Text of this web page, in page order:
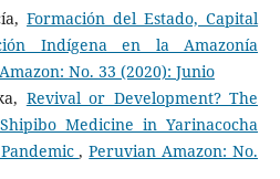
Formación del Estado, Capital
Indígena en la Amazonía
No. 33 (2020): Junio
Revival or Development? The
Medicine in Yarinacocha
,Peruvian Amazon: No.